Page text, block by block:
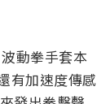
動拳手套本
有加速度傳感